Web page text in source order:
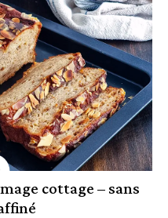
cottage – sans